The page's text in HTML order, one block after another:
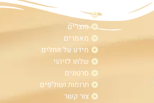
אודות
מוצרים
מאמרים
מידע על זוחלים
שלחו לזיהוי
סרטונים
תרומות ושת"פים
צור קשר